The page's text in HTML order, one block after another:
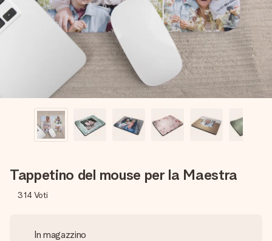
una tua foto o un messaggio che tocchi il cuore. Nessuna
complicazione, solo tanto amore per il momento perfetto.
Tappetino del mouse per la Maestra
314 Voti
In magazzino